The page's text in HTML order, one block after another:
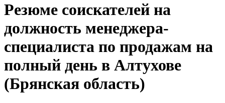
Резюме соискателей на
должность менеджера-
специалиста по продажам на
полный день в Алтухове
(Брянская область)